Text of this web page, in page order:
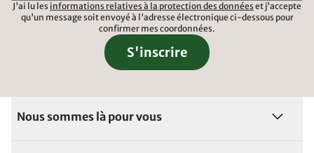
J'ai lu les informations relatives à la protection des données et j'accepte
qu'un message soit envoyé à l'adresse électronique ci-dessous pour
confirmer mes coordonnées.
S'inscrire
Nous sommes là pour vous